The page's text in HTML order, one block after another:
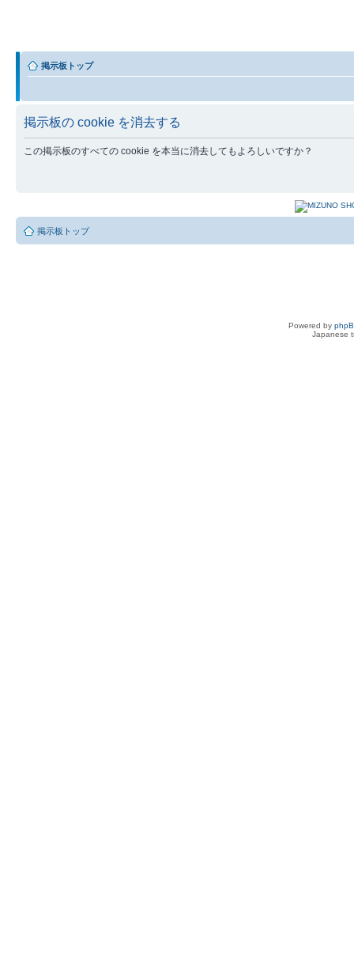
掲示板トップ
掲示板の cookie を消去する
この掲示板のすべての cookie を本当に消去してもよろしいですか？
掲示板トップ
Powered by
Japanese